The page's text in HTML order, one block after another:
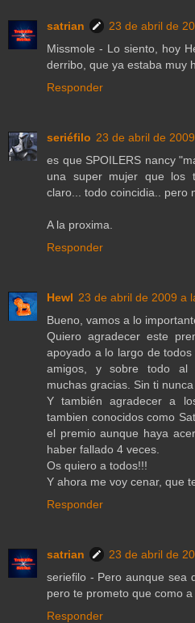
satrian
23 de abril de
Missmole - Lo siento, hoy
derribo, que ya estaba muy
Responder
seriéfilo 23 de abril de
es que SPOILERS nancy
una super mujer que los
claro... todo coincidia.. pero
A la proxima.
Responder
Hewl 23 de abril de 2009 a
Bueno, vamos a lo
Quiero agradecer este
apoyado a lo largo de
amigos, y sobre todo al
muchas gracias. Sin ti
Y también agradecer a
tambien conocidos como
el premio aunque haya
haber fallado 4 veces.
Os quiero a todos!!!
Y ahora me voy cenar, que
Responder
satrian
23 de abril de
seriefilo - Pero aunque sea
pero te prometo que como
Responder